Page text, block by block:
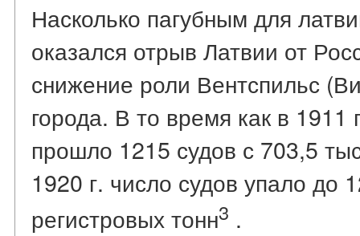
Насколько пагубным для
оказался отрыв Латвии от
снижение роли Вентспильс
города. В то время как в 1911
прошло 1215 судов с 703,5
1920 г. число судов упало до
регистровых тонн3 .